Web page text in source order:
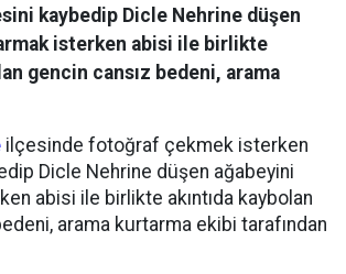
kaybedip Dicle Nehrine düşen
isterken abisi ile birlikte
gencin cansız bedeni, arama
ilçesinde fotoğraf çekmek isterken
Dicle Nehrine düşen ağabeyini
abisi ile birlikte akıntıda kaybolan
arama kurtarma ekibi tarafından